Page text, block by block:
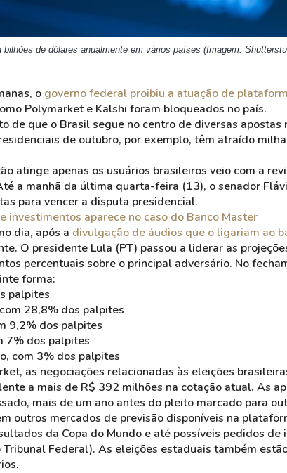
de dólares anualmente em vários países (Imagem:
o governo federal proibiu a atuação de
Polymarket e Kalshi foram bloqueados no país.
de que o Brasil segue no centro de diversas apostas
de outubro, por exemplo, têm atraído
atinge apenas os usuários brasileiros veio com a
a manhã da última quarta-feira (13), o senador
para vencer a disputa presidencial.
investimentos aparece no caso do Banco Master
dia, após a divulgação de áudios que o ligariam ao
O presidente Lula (PT) passou a liderar as
percentuais sobre o principal adversário. No
forma:
palpites
28,8% dos palpites
9,2% dos palpites
7% dos palpites
com 3% dos palpites
as negociações relacionadas às eleições
a mais de R$ 392 milhões na cotação atual. As
mais de um ano antes do pleito marcado para
outros mercados de previsão disponíveis na
da Copa do Mundo e até possíveis pedidos de
Federal). As eleições estaduais também